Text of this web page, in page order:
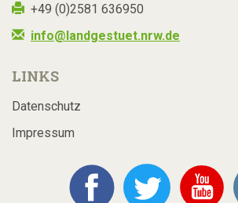
+49 (0)2581 636950
info@landgestuet.nrw.de
LINKS
Datenschutz
Impressum
Facebook Twitter YouTube